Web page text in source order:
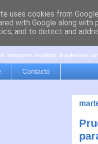
transporte, movilidad, arquitectura,
Contacto
uses cookies from
with Google along
and to detect and